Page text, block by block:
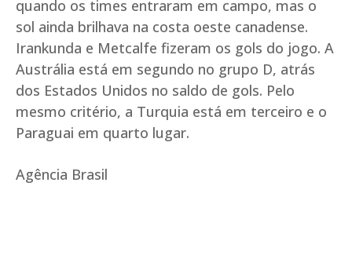
quando os times entraram em campo, mas o
sol ainda brilhava na costa oeste canadense.
Irankunda e Metcalfe fizeram os gols do jogo. A
Austrália está em segundo no grupo D, atrás
dos Estados Unidos no saldo de gols. Pelo
mesmo critério, a Turquia está em terceiro e o
Paraguai em quarto lugar.
Agência Brasil